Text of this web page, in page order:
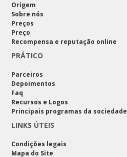
Origem
Sobre nós
Preços
Preço
Recompensa e reputação online
PRÁTICO
Parceiros
Depoimentos
Faq
Recursos e Logos
Principais programas da sociedade
LINKS ÚTEIS
Condições legais
Mapa do Site